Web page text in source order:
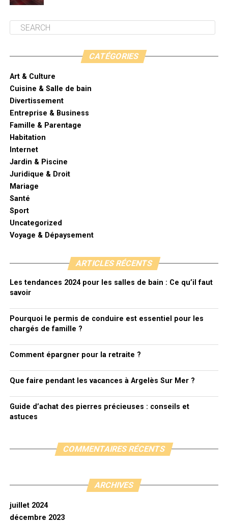
CATÉGORIES
Art & Culture
Cuisine & Salle de bain
Divertissement
Entreprise & Business
Famille & Parentage
Habitation
Internet
Jardin & Piscine
Juridique & Droit
Mariage
Santé
Sport
Uncategorized
Voyage & Dépaysement
ARTICLES RÉCENTS
Les tendances 2024 pour les salles de bain : Ce qu’il faut
savoir
Pourquoi le permis de conduire est essentiel pour les
chargés de famille ?
Comment épargner pour la retraite ?
Que faire pendant les vacances à Argelès Sur Mer ?
Guide d’achat des pierres précieuses : conseils et
astuces
COMMENTAIRES RÉCENTS
ARCHIVES
juillet 2024
décembre 2023